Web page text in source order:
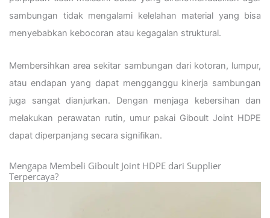
sambungan tidak mengalami kelelahan material yang bisa
menyebabkan kebocoran atau kegagalan struktural.
Membersihkan area sekitar sambungan dari kotoran, lumpur,
atau endapan yang dapat mengganggu kinerja sambungan
juga sangat dianjurkan. Dengan menjaga kebersihan dan
melakukan perawatan rutin, umur pakai Giboult Joint HDPE
dapat diperpanjang secara signifikan.
Mengapa Membeli Giboult Joint HDPE dari Supplier
Terpercaya?